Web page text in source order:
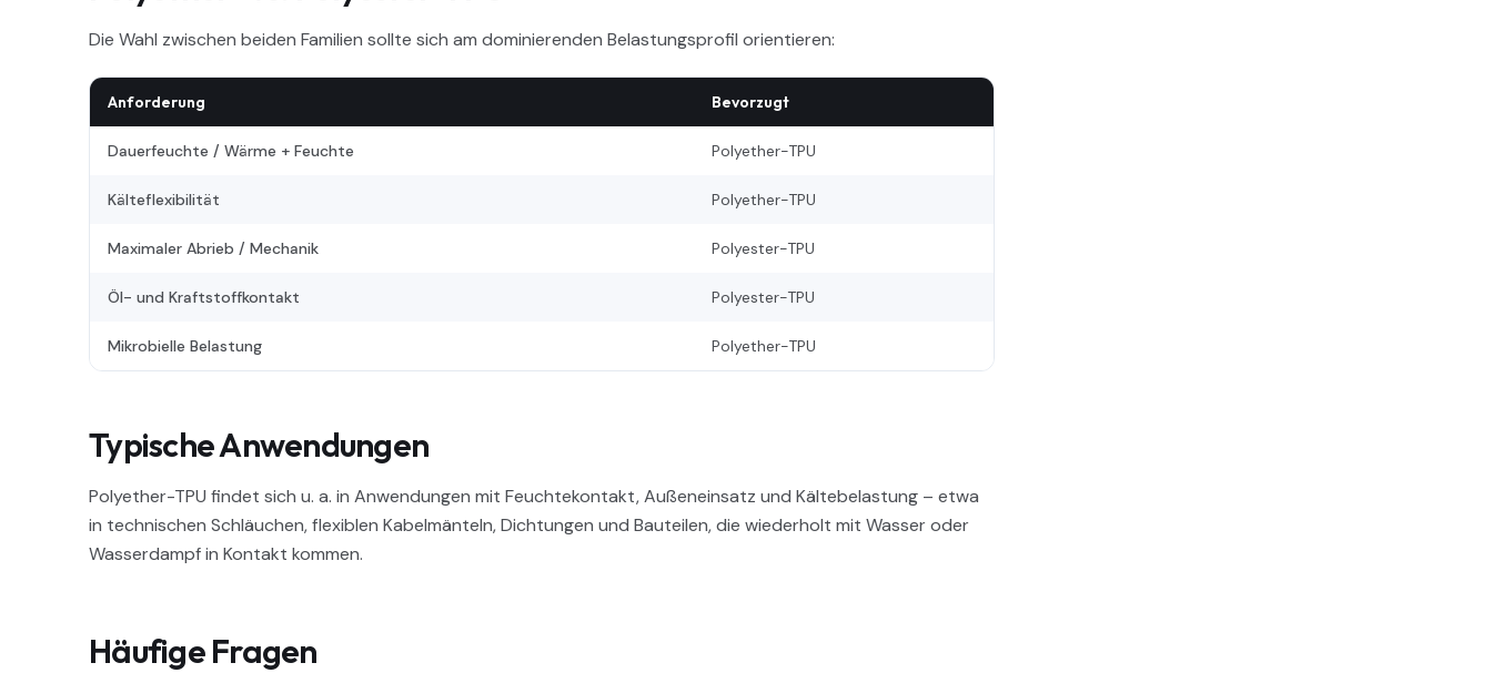
Die Wahl zwischen beiden Familien sollte sich am dominierenden Belastungsprofil orientieren:
Anforderung Bevorzugt
Dauerfeuchte / Wärme + Feuchte Polyether-TPU
Kälteflexibilität Polyether-TPU
Maximaler Abrieb / Mechanik Polyester-TPU
Öl- und Kraftstoffkontakt Polyester-TPU
Mikrobielle Belastung Polyether-TPU
Typische Anwendungen
Polyether-TPU findet sich u. a. in Anwendungen mit Feuchtekontakt, Außeneinsatz und Kältebelastung – etwa
in technischen Schläuchen, flexiblen Kabelmänteln, Dichtungen und Bauteilen, die wiederholt mit Wasser oder
Wasserdampf in Kontakt kommen.
Häufige Fragen